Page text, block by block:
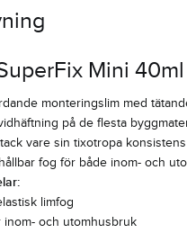
Mini 40ml
monteringslim med
på de flesta
vare sin tixotropa
fog för både inom- och
limfog
inom- och utomhusbruk